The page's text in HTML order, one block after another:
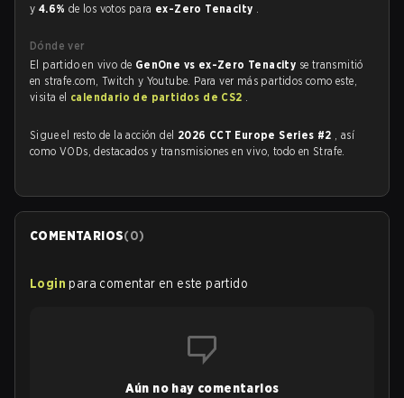
y 4.6% de los votos para ex-Zero Tenacity .
Dónde ver
El partido en vivo de GenOne vs ex-Zero Tenacity se transmitió
en strafe.com, Twitch y Youtube. Para ver más partidos como este,
visita el calendario de partidos de CS2 .
Sigue el resto de la acción del 2026 CCT Europe Series #2 , así
como VODs, destacados y transmisiones en vivo, todo en Strafe.
COMENTARIOS(0)
Login para comentar en este partido
Aún no hay comentarios